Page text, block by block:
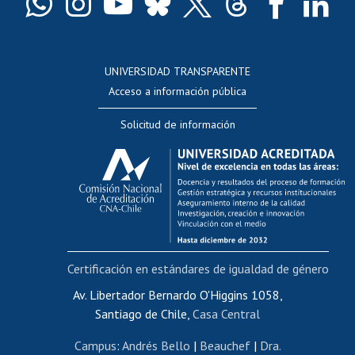
Docentes
Evaluación docente
Calificación académica
Postulación al AUCAI
Funcionarias/os
Cursos internos de capacitación
Bienestar del personal
Portal de movilidad interna
Certificado de renta
Certificado de renta honorarios
UNIVERSIDAD TRANSPARENTE
Acceso a información pública
Solicitud de información
Av. Libertador Bernardo O'Higgins 1058,
Santiago de Chile, Casa Central
Campus: Andrés Bello | Beauchef| Dra.
Certificación en estándares de igualdad de género